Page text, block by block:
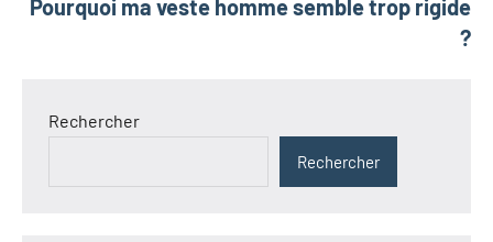
Pourquoi ma veste homme semble trop rigide
?
Rechercher
Rechercher